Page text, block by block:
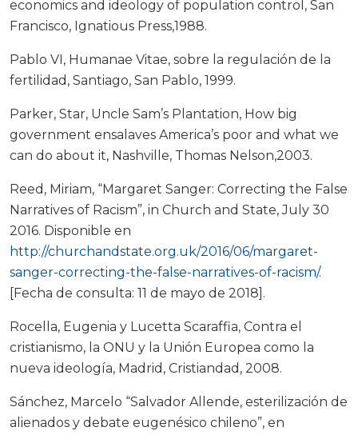
economics and ideology of population control, San
Francisco, Ignatious Press,1988.
Pablo VI, Humanae Vitae, sobre la regulación de la
fertilidad, Santiago, San Pablo, 1999.
Parker, Star, Uncle Sam’s Plantation, How big
government ensalaves America’s poor and what we
can do about it, Nashville, Thomas Nelson,2003.
Reed, Miriam, “Margaret Sanger: Correcting the False
Narratives of Racism”, in Church and State, July 30
2016. Disponible en
http://churchandstate.org.uk/2016/06/margaret-
sanger-correcting-the-false-narratives-of-racism/.
[Fecha de consulta: 11 de mayo de 2018].
Rocella, Eugenia y Lucetta Scaraffia, Contra el
cristianismo, la ONU y la Unión Europea como la
nueva ideología, Madrid, Cristiandad, 2008.
Sánchez, Marcelo “Salvador Allende, esterilización de
alienados y debate eugenésico chileno”, en